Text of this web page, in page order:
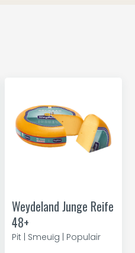
Weydeland Junge Reife
48+
Pit | Smeuïg | Populair